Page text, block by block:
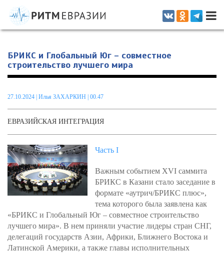
Информационно-аналитическое издание, посвященное актуальным
проблемам интеграции на постсоветском пространстве
БРИКС и Глобальный Юг – совместное
строительство лучшего мира
27.10.2024 Илья ЗАХАРКИН | 00.47
ЕВРАЗИЙСКАЯ ИНТЕГРАЦИЯ
Часть I
Важным событием XVI саммита
БРИКС в Казани стало заседание в
формате «аутрич/БРИКС плюс»,
тема которого была заявлена как
«БРИКС и Глобальный Юг – совместное строительство
лучшего мира». В нем приняли участие лидеры стран СНГ,
делегаций государств Азии, Африки, Ближнего Востока и
Латинской Америки, а также главы исполнительных